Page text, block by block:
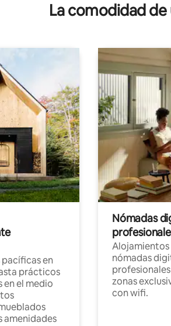
La comodidad
pacíficas en
prácticos
el medio
amenidades
Nómadas
nómadas
zonas
con wifi.